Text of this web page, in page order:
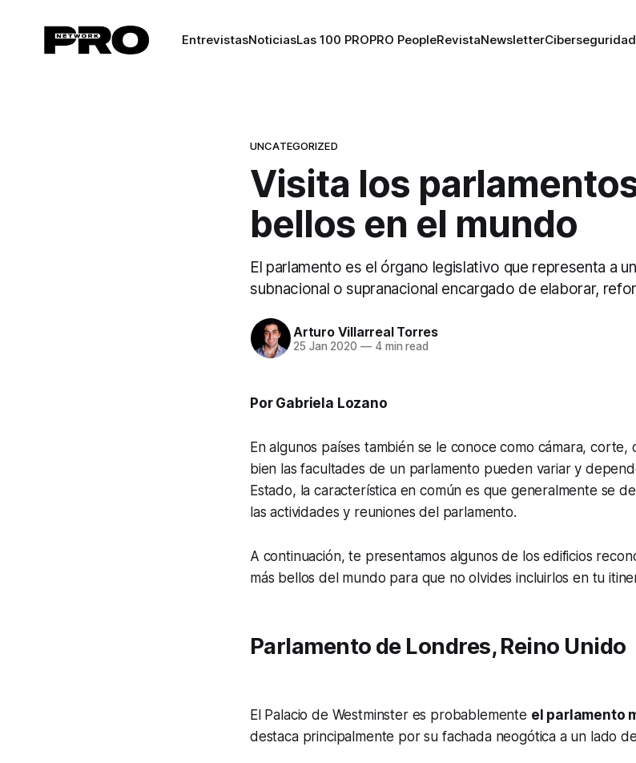
EntrevistasNoticiasLas 100 PROPRO PeopleRevistaNewsletterCiberseguridad
UNCATEGORIZED
Visita los
bellos en el mundo
El parlamento es el órgano legislativo que representa a
subnacional o supranacional encargado de elaborar,
Arturo Villarreal Torres
25 Jan 2020 —4 min read
Por Gabriela Lozano
En algunos países también se le conoce como cámara, corte,
bien las facultades de un parlamento pueden variar y
Estado, la característica en común es que generalmente se
las actividades y reuniones del parlamento.
A continuación, te presentamos algunos de los edificios
más bellos del mundo para que no olvides incluirlos en tu
Parlamento de Londres, Reino Unido
El Palacio de Westminster es probablemente el parlamento
destaca principalmente por su fachada neogótica a un lado